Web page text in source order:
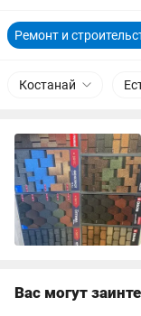
Ремонт и
Костанай
Вас могут